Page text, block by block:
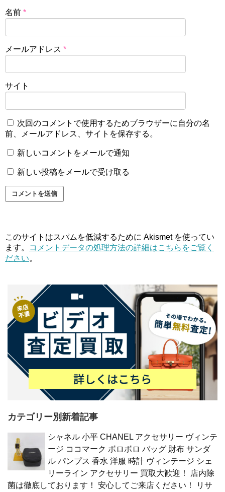
名前 *
メールアドレス *
サイト
次回のコメントで使用するためブラウザーに自分の名
前、メールアドレス、サイトを保存する。
新しいコメントをメールで通知
新しい投稿をメールで受け取る
このサイトはスパムを低減するために Akismet を使ってい
ます。
コメントデータの処理方法の詳細はこちらをご覧く
ださい。
カテゴリー別新着記事
シャネル 小平 CHANEL アクセサリー ヴィンテ
ージ ココマーク ボロボロ バッグ 財布 サンダ
ル パンプス 香水 洋服 時計 ヴィンテージ シェ
リーライン アクセサリー 買取大歓迎！ 店内除
菌は徹底しております！ 安心してご来店ください！ リサ